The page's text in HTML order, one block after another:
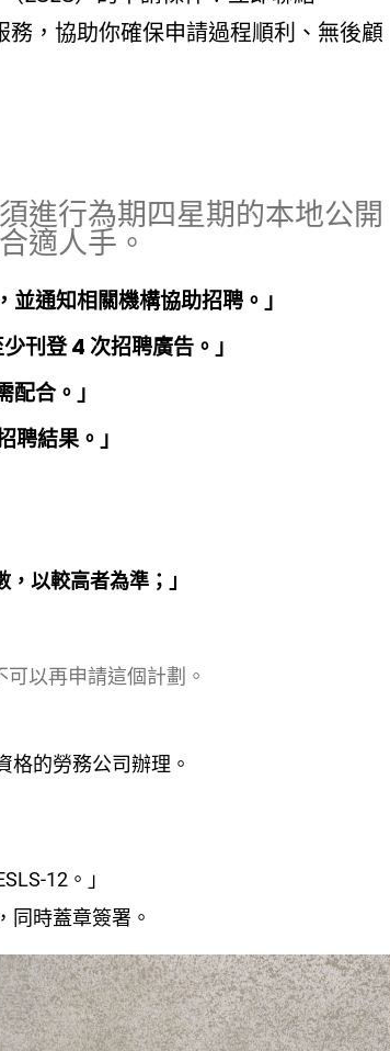
，協助你確保申請過程順利、無後顧
進行為期四星期的本地公開
適人手。
並通知相關機構協助招聘。」
刊登 4 次招聘廣告。」
合。」
聘結果。」
以較高者為準；」
以再申請這個計劃。
格的勞務公司辦理。
12。」
同時蓋章簽署。